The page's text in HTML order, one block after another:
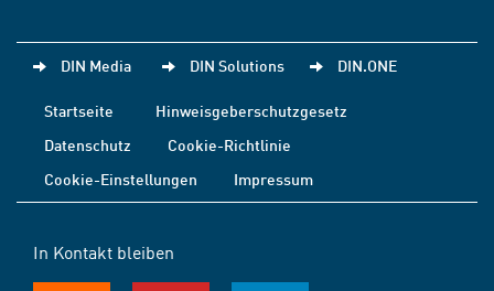
DIN Media DIN Solutions DIN.ONE
Startseite
Hinweisgeberschutzgesetz
Datenschutz
Cookie-Richtlinie
Cookie-Einstellungen
Impressum
In Kontakt bleiben